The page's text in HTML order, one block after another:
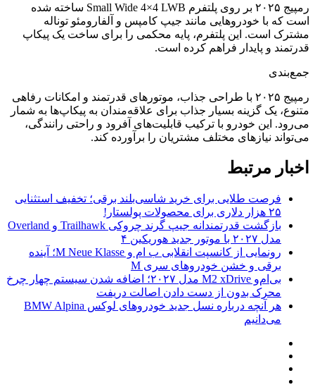
رمپیج ۲۰۲۵ بر روی پلتفرم Small Wide 4×4 LWB ساخته شده
است که با خودروهایی مانند جیپ کامپس و آلفارومئو توناله
مشترک است. این پلتفرم، پایه محکمی را برای ساخت یک پیکاپ
قدرتمند و پایدار فراهم کرده است.
جمع‌بندی
رمپیج ۲۰۲۵ با طراحی جذاب، موتورهای قدرتمند و امکانات رفاهی
متنوع، یک گزینه بسیار جذاب برای علاقه‌مندان به پیکاپ‌ها به شمار
می‌رود. این خودرو با ترکیب قابلیت‌های آفرود و راحتی رانندگی،
می‌تواند نیازهای مختلف مشتریان را برآورده کند.
اخبار مرتبط
فرصت طلایی برای خرید شاسی‌بلند برقی؛ تخفیف استثنایی
۲۵ هزار دلاری برای محصولات پولستار!
بازگشت قدرتمندانه جیپ گرند چروکی Trailhawk و Overland
مدل ۲۰۲۷ با موتور جدید هوریکین ۴
رونمایی از کانسپت انقلابی ب ام و M Neue Klasse؛ آینده
برقی و خشن خودروهای سری M
بی‌ام‌و M2 xDrive مدل ۲۰۲۷؛ اضافه شدن سیستم چهار چرخ
محرک بدون از دست دادن اصالت دریفت
هر آنچه درباره نسل جدید خودروهای لوکس BMW Alpina
می‌دانیم